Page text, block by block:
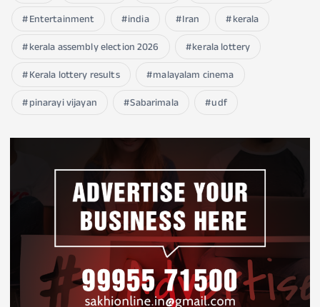
Entertainment
india Iran
kerala
kerala assembly election 2026
kerala lottery
Kerala lottery results
malayalam cinema
pinarayi vijayan
Sabarimala udf